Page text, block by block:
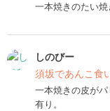
一本焼きのたい
しのびー
須坂であんこ食
一本焼きの皮が
有り。